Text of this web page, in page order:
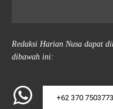
Redaksi Harian Nusa dapat
dibawah ini:
+62 370 7503773